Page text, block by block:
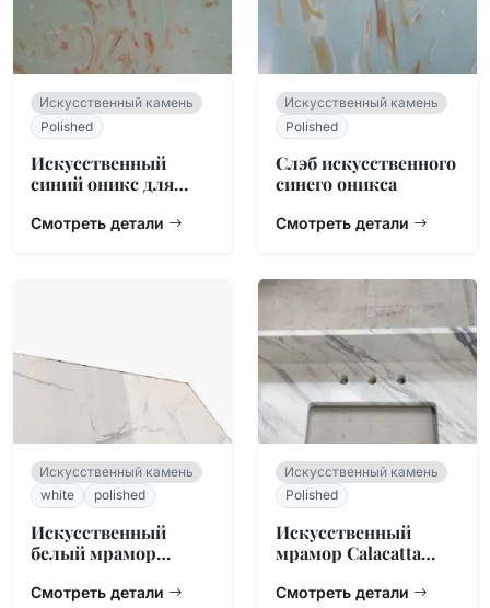
Искусственный камень
Polished
Искусственный
синий оникс для
Смотреть детали
Искусственный камень
Polished
Слэб искусственного
синего оникса
Смотреть детали
Искусственный камень
white
polished
Искусственный
белый мрамор
Смотреть детали
Искусственный камень
Polished
Искусственный
мрамор Calacatta
Смотреть детали